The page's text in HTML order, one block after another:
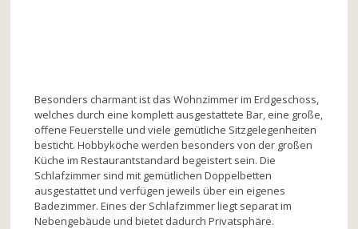
Besonders charmant ist das Wohnzimmer im Erdgeschoss,
welches durch eine komplett ausgestattete Bar, eine große,
offene Feuerstelle und viele gemütliche Sitzgelegenheiten
besticht. Hobbyköche werden besonders von der großen
Küche im Restaurantstandard begeistert sein. Die
Schlafzimmer sind mit gemütlichen Doppelbetten
ausgestattet und verfügen jeweils über ein eigenes
Badezimmer. Eines der Schlafzimmer liegt separat im
Nebengebäude und bietet dadurch Privatsphäre.